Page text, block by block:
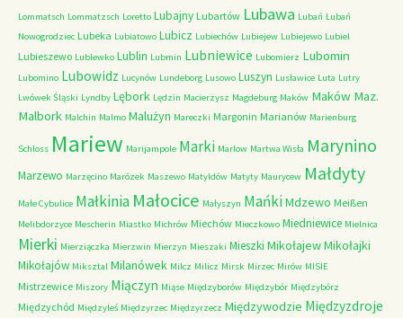
Lommatsch Lommatzsch Loretto Lubajny Lubartów Lubawa Lubań Lubań
Nowogrodziec Lubeka Lubiatowo Lubicz Lubiechów Lubiejew Lubiejewo Lubiel
Lubieszewo Lublewko Lublin Lubmin Lubniewice Lubomierz Lubomin
Lubomino Lubowidz Lucynów Lundeborg Lusowo Luszyn Lusławice Luta Lutry
Lwówek Śląski Lyndby Lębork Lędzin Macierzysz Magdeburg Maków Maków Maz.
Malbork Malchin Malmo Malużyn Mareczki Margonin Marianów Marienburg
Schloss Mariew Marijampole Marki Marlow Martwa Wisła Marynino
Marzewo Marzęcino Marózek Maszewo Matyldów Matyty Maurycew Małdyty
Małe Cybulice Małkinia Małocice Małyszyn MańkiMdzewo Meißen
Melibdorzyce Mescherin Miastko Michrów Miechów Mieczkowo Miedniewice Mielnica
Mierki Mierziączka Mierzwin Mierzyn Mieszaki Mieszki MikołajewMikołajki
Mikołajów Miksztal Milanówek Milcz Milicz Mirsk Mirzec Mirów MISIE
Mistrzewice Miszory Miączyn Miąse Międzyborów Międzybór Międzybórz
Międzychód Międzyleś Międzyrzec Międzyrzecz Międzywodzie Międzyzdroje